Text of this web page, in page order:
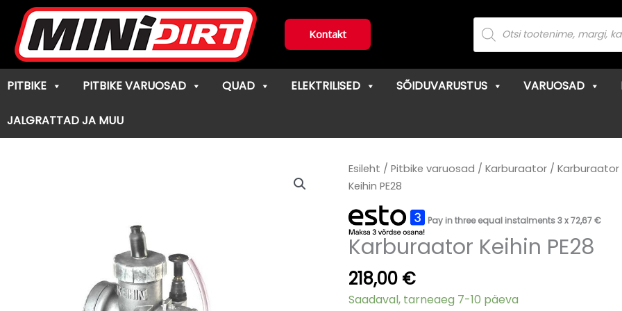
content
Kontakt
Products
search
PITBIKE PITBIKE VARUOSAD QUAD ELEKTRILISED SÕIDUVARUSTUS VARUOSAD
JALGRATTAD JA MUU
Esileht / Pitbike varuosad / Karburaator/ Karburaator
Keihin PE28
Pay in three equal instalments 3 x72,67€
Karburaator Keihin PE28
218,00 €
Saadaval, tarneaeg 7-10 päeva
Karburaator
Keihin
kogus